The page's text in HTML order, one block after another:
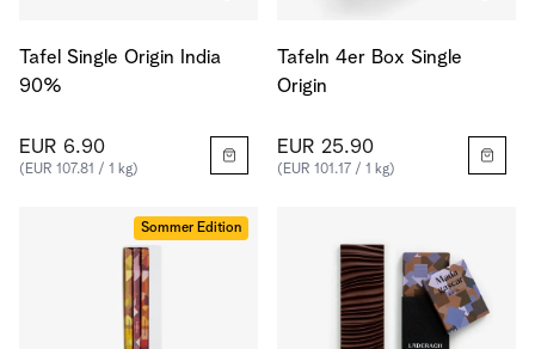
Tafel Single Origin India
90%
EUR 6.90
(EUR 107.81 / 1 kg)
Tafeln 4er Box Single
Origin
EUR 25.90
(EUR 101.17 / 1 kg)
Sommer Edition